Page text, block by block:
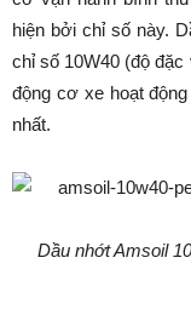
hiện bởi chỉ số này.
chỉ số 10W40 (độ đặc
động cơ xe hoạt
nhất.
Dầu nhớt Amsoil